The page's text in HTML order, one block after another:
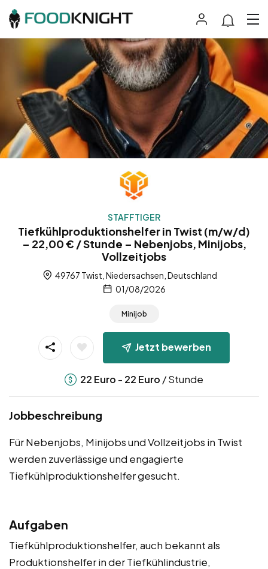
STAFFTIGER
Tiefkühlproduktionshelfer in Twist (m/w/d)
– 22,00 € / Stunde – Nebenjobs, Minijobs,
Vollzeitjobs
49767 Twist, Niedersachsen, Deutschland
01/08/2026
Minijob
Jetzt bewerben
22 Euro - 22 Euro / Stunde
Jobbeschreibung
Für Nebenjobs, Minijobs und Vollzeitjobs in Twist
werden zuverlässige und engagierte
Tiefkühlproduktionshelfer gesucht.
Aufgaben
Tiefkühlproduktionshelfer, auch bekannt als
Produktionshelfer in der Tiefkühlindustrie,